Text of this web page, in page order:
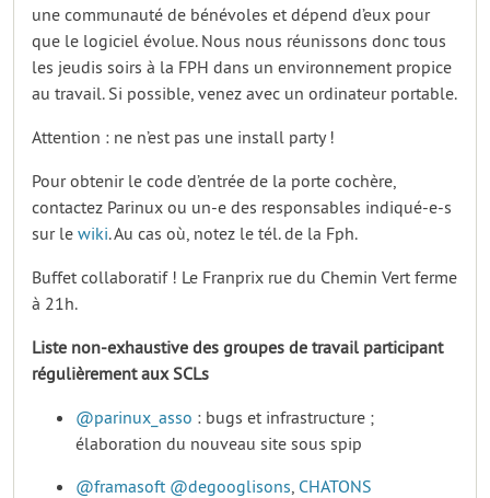
une communauté de bénévoles et dépend d’eux pour
que le logiciel évolue. Nous nous réunissons donc tous
les jeudis soirs à la FPH dans un environnement propice
au travail. Si possible, venez avec un ordinateur portable.
Attention : ne n’est pas une install party !
Pour obtenir le code d’entrée de la porte cochère,
contactez Parinux ou un-e des responsables indiqué-e-s
sur le wiki. Au cas où, notez le tél. de la Fph.
Buffet collaboratif ! Le Franprix rue du Chemin Vert ferme
à 21h.
Liste non-exhaustive des groupes de travail participant
régulièrement aux SCLs
@parinux_asso : bugs et infrastructure ;
élaboration du nouveau site sous spip
@framasoft @degooglisons, CHATONS